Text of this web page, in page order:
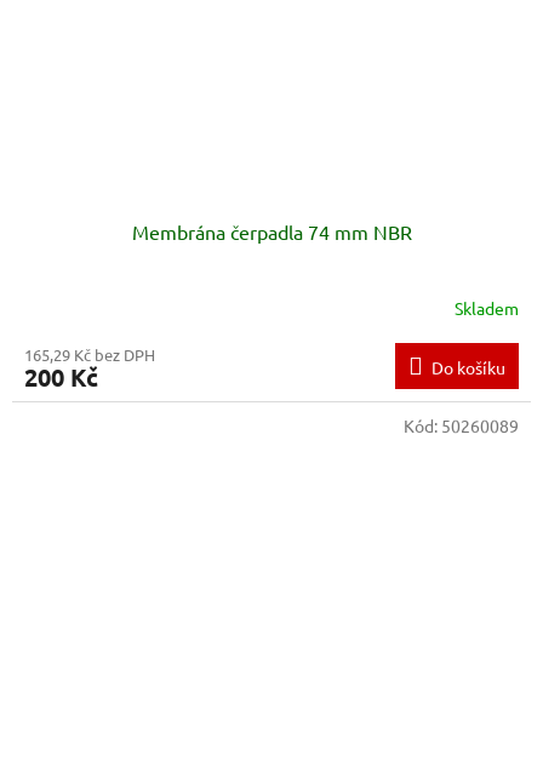
Membrána čerpadla 74 mm NBR
Skladem
165,29 Kč bez DPH
200 Kč Do košíku
Kód: 50260089